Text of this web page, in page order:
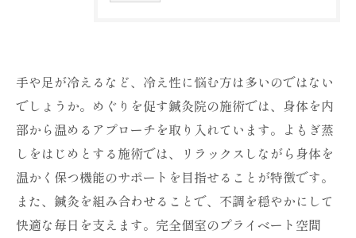
手や足が冷えるなど、冷え性に悩む方は多いのではない
でしょうか。めぐりを促す鍼灸院の施術では、身体を内
部から温めるアプローチを取り入れています。よもぎ蒸
しをはじめとする施術では、リラックスしながら身体を
温かく保つ機能のサポートを目指せることが特徴です。
また、鍼灸を組み合わせることで、不調を穏やかにして
快適な毎日を支えます。完全個室のプライベート空間